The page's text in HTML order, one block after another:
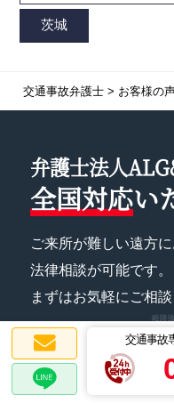
交通事故
交通事故弁護士> お客様の
弁護士法人
全国対応い
ご来所が難しい遠方
法律相談が可能です。
まずはお気軽にご相
事務所一覧ペー